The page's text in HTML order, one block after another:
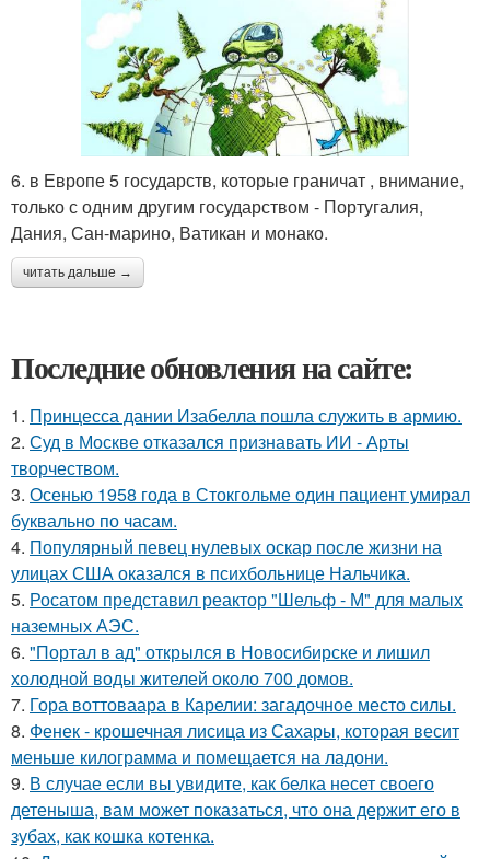
6. в Европе 5 государств, которые граничат , внимание,
только с одним другим государством - Португалия,
Дания, Сан-марино, Ватикан и монако.
читать дальше →
Последние обновления на сайте:
1. Принцесса дании Изабелла пошла служить в армию.
2. Суд в Москве отказался признавать ИИ - Арты
творчеством.
3. Осенью 1958 года в Стокгольме один пациент умирал
буквально по часам.
4. Популярный певец нулевых оскар после жизни на
улицах США оказался в психбольнице Нальчика.
5. Росатом представил реактор "Шельф - М" для малых
наземных АЭС.
6. "Портал в ад" открылся в Новосибирске и лишил
холодной воды жителей около 700 домов.
7. Гора воттоваара в Карелии: загадочное место силы.
8. Фенек - крошечная лисица из Сахары, которая весит
меньше килограмма и помещается на ладони.
9. В случае если вы увидите, как белка несет своего
детеныша, вам может показаться, что она держит его в
зубах, как кошка котенка.